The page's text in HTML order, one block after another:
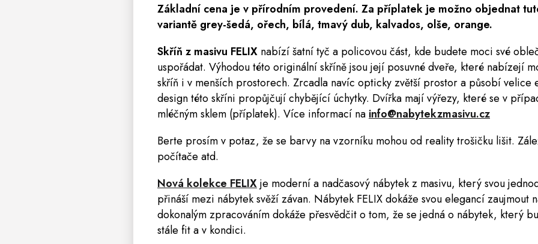
Základní cena je v přírodním provedení. Za příplatek je možno objednat
variantě grey-šedá, ořech, bílá, tmavý dub, kalvados, olše, orange.
Skříň z masivu FELIX nabízí šatní tyč a policovou část, kde budete moci své
uspořádat. Výhodou této originální skříně jsou její posuvné dveře, které nabízejí
skříň i v menších prostorech. Zrcadla navíc opticky zvětší prostor a působí velice
design této skříni propůjčují chybějící úchytky. Dvířka mají výřezy, které se v
mléčným sklem (příplatek). Více informací na info@nabytekzmasivu.cz
Berte prosím v potaz, že se barvy na vzorníku mohou od reality trošičku lišit.
počítače atd.
Nová kolekce FELIXje moderní a nadčasový nábytek z masivu, který svou
přináší mezi nábytek svěží závan. Nábytek FELIX dokáže svou elegancí zaujmout
dokonalým zpracováním dokáže přesvědčit o tom, že se jedná o nábytek, který
stále fit a v kondici.